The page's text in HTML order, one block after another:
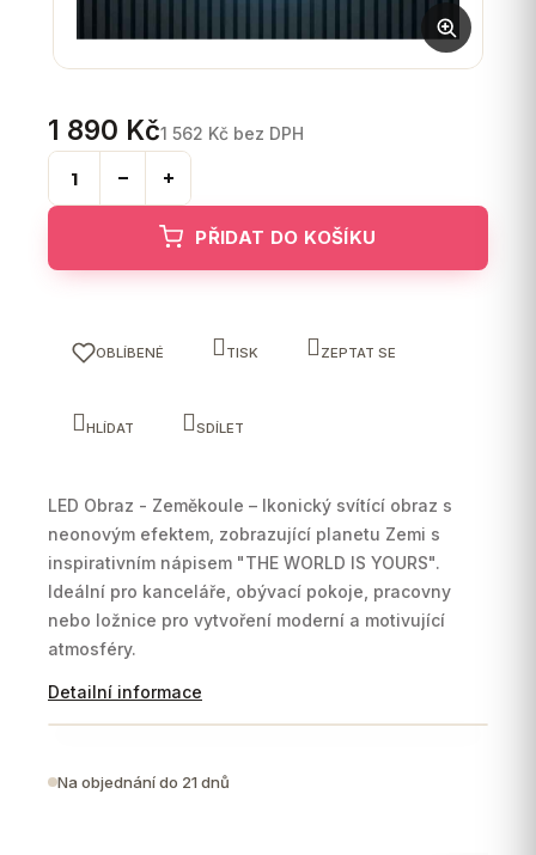
1 890 Kč1 562 Kč bez DPH
Na objednání do 21 dnů
PŘIDAT DO KOŠÍKU
LED Obraz - Zeměkoule – Ikonický svítící obraz s
neonovým efektem, zobrazující planetu Zemi s
inspirativním nápisem "THE WORLD IS YOURS".
Ideální pro kanceláře, obývací pokoje, pracovny
nebo ložnice pro vytvoření moderní a motivující
atmosféry.
Detailní informace
OBLÍBENÉ TISK ZEPTAT SE
HLÍDAT SDÍLET